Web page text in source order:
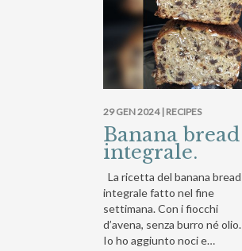
29 GEN 2024 | RECIPES
Banana bread
integrale.
La ricetta del banana bread
integrale fatto nel fine
settimana. Con i fiocchi
d’avena, senza burro né olio.
Io ho aggiunto noci e…